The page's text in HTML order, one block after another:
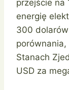
przejście na
energię
300
Stanach
USD za